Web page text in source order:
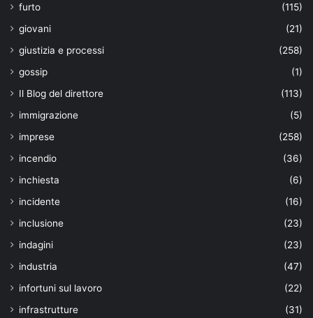
furto
(115)
giovani
(21)
giustizia e processi
(258)
gossip
(1)
Il Blog del direttore
(113)
immigrazione
(5)
imprese
(258)
incendio
(36)
inchiesta
(6)
incidente
(16)
inclusione
(23)
indagini
(23)
industria
(47)
infortuni sul lavoro
(22)
infrastrutture
(31)